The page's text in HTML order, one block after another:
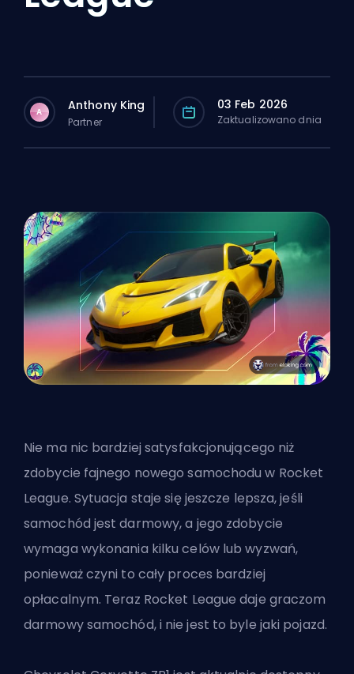
A Anthony King
Partner
03 Feb 2026
Zaktualizowano dnia
Nie ma nic bardziej satysfakcjonującego niż
zdobycie fajnego nowego samochodu w Rocket
League. Sytuacja staje się jeszcze lepsza, jeśli
samochód jest darmowy, a jego zdobycie
wymaga wykonania kilku celów lub wyzwań,
ponieważ czyni to cały proces bardziej
opłacalnym. Teraz Rocket League daje graczom
darmowy samochód, i nie jest to byle jaki pojazd.